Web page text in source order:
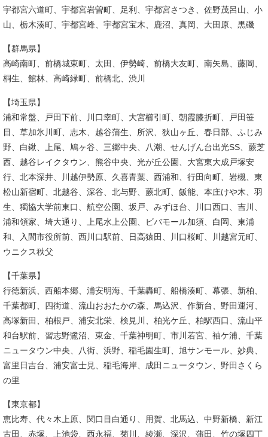
宇都宮六道町、宇都宮岩曽町、足利、宇都宮さつき、佐野茂呂山、小
山、栃木湊町、宇都宮峰、宇都宮宝木、鹿沼、真岡、大田原、黒磯
【群馬県】
高崎南町、前橋城東町、太田、伊勢崎、前橋大友町、南矢島、藤岡、
桐生、館林、高崎緑町、前橋北、渋川
【埼玉県】
浦和常盤、戸田下前、川口幸町、大宮櫛引町、朝霞膝折町、戸田笹
目、草加氷川町、志木、越谷蒲生、所沢、狭山ヶ丘、春日部、ふじみ
野、白鍬、上尾、鳩ヶ谷、三郷中央、八潮、せんげん台出光SS、蕨芝
西、越谷レイクタウン、熊谷中央、光が丘公園、大宮東大成戸塚安
行、北本深井、川越伊勢原、久喜青葉、西浦和、行田向町、岩槻、東
松山新宿町、北越谷、深谷、北与野、蕨北町、飯能、本庄けや木、羽
生、獨協大学前東口、航空公園、坂戸、みずほ台、川口西口、吉川、
浦和領家、埼大通り、上尾水上公園、ビバモール加須、白岡、東浦
和、入間市役所前、西川口駅前、日高猿田、川口桜町、川越宮元町、
ウニクス秩父
【千葉県】
行徳新浜、西船本郷、浦安明海、千葉轟町、船橋湊町、幕張、新柏、
千葉都町、四街道、流山おおたかの森、馬込沢、作新台、野田運河、
高塚新田、柏根戸、浦安北栄、検見川、柏光ケ丘、柏駅西口、流山平
和台駅前、習志野鷺沼、東金、千葉神明町、市川若宮、袖ケ浦、千葉
ニュータウン中央、八街、浜野、稲毛園生町、旭サンモール、妙典、
富里日吉台、浦安富士見、稲毛海岸、成田ニュータウン、野田さくら
の里
【東京都】
恵比寿、代々木上原、関口目白通り、用賀、北馬込、中野新橋、新江
古田、赤塚、上池袋、西永福、菊川、綾瀬、深沢、蒲田、竹の塚四丁